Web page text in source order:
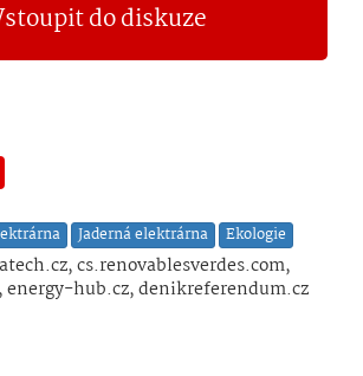
do diskuze
Jaderná elektrárna Ekologie
cs.renovablesverdes.com,
energy-hub.cz, denikreferendum.cz